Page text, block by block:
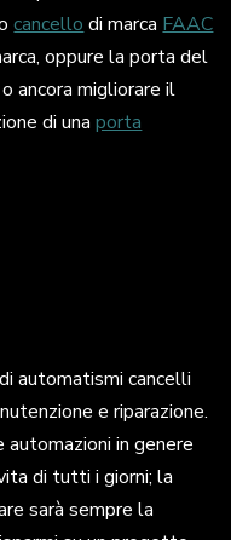
cancello di marca FAAC
oppure la porta del
ancora migliorare il
di unaporta
automatismi cancelli
e riparazione.
in genere
di tutti i giorni; la
sarà sempre la